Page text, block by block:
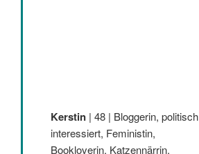
Kerstin | 48 | Bloggerin, politisch
interessiert, Feministin,
Bookloverin, Katzennärrin,